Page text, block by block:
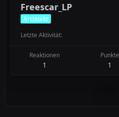
Freescar_LP
Architekt
Letzte Aktivität
Reaktionen
1
Punkte
1